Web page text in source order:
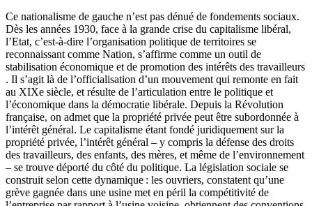
Ce nationalisme de gauche n’est pas dénué de fondements sociaux.
Dès les années 1930, face à la grande crise du capitalisme libéral,
l’Etat, c’est-à-dire l’organisation politique de territoires se
reconnaissant comme Nation, s’affirme comme un outil de
stabilisation économique et de promotion des intérêts des travailleurs
. Il s’agit là de l’officialisation d’un mouvement qui remonte en fait
au XIXe siècle, et résulte de l’articulation entre le politique et
l’économique dans la démocratie libérale. Depuis la Révolution
française, on admet que la propriété privée peut être subordonnée à
l’intérêt général. Le capitalisme étant fondé juridiquement sur la
propriété privée, l’intérêt général – y compris la défense des droits
des travailleurs, des enfants, des mères, et même de l’environnement
– se trouve déporté du côté du politique. La législation sociale se
construit selon cette dynamique : les ouvriers, constatent qu’une
grève gagnée dans une usine met en péril la compétitivité de